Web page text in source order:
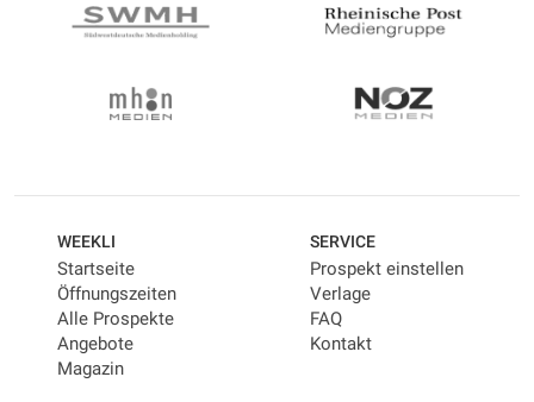
WEEKLI
Startseite
Öffnungszeiten
Alle Prospekte
Angebote
Magazin
SERVICE
Prospekt einstellen
Verlage
FAQ
Kontakt